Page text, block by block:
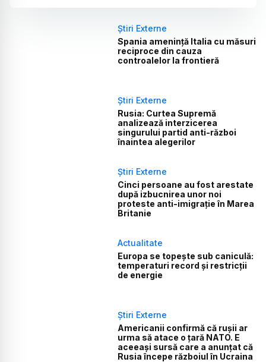
Știri Externe
Spania amenință Italia cu măsuri
reciproce din cauza
controalelor la frontieră
Știri Externe
Rusia: Curtea Supremă
analizează interzicerea
singurului partid anti-război
înaintea alegerilor
Știri Externe
Cinci persoane au fost arestate
după izbucnirea unor noi
proteste anti-imigrație în Marea
Britanie
Actualitate
Europa se topește sub caniculă:
temperaturi record și restricții
de energie
Știri Externe
Americanii confirmă că rușii ar
urma să atace o țară NATO. E
aceeași sursă care a anunțat că
Rusia începe războiul în Ucraina